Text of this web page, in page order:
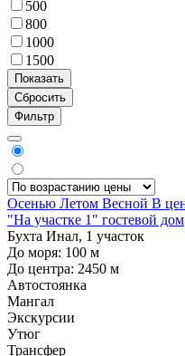
500
800
1000
1500
Фильтр
Осенью Летом Весной В
"На участке 1" гостевой дом
Бухта Инал, 1 участок
До моря: 100 м
До центра: 2450 м
Автостоянка
Мангал
Экскурсии
Утюг
Трансфер